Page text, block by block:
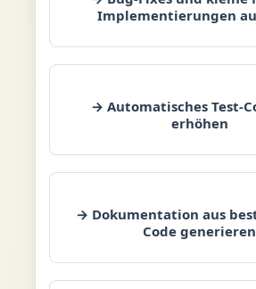
Implementierungen
→ Automatisches Test-
erhöhen
→ Dokumentation aus
Code generieren